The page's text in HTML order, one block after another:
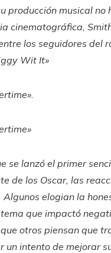
producción musical no
cinematográfica,
los seguidores del
Wit It»
.
se lanzó el primer
de los Oscar, las
Algunos elogian la
que impactó
otros piensan que
un intento de mejorar